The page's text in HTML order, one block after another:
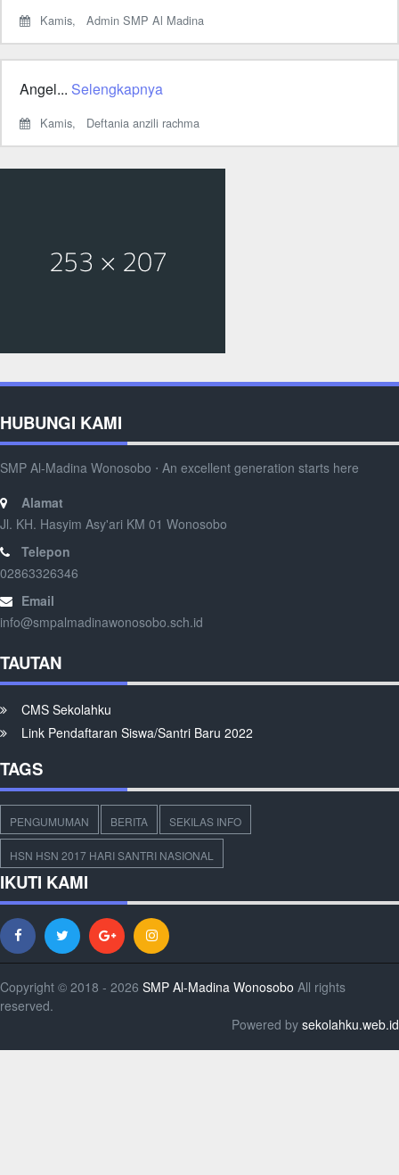
Kamis, Admin SMP Al Madina
Angel... Selengkapnya
Kamis, Deftania anzili rachma
HUBUNGI KAMI
SMP Al-Madina Wonosobo ⋅ An excellent generation starts here
Alamat
Jl. KH. Hasyim Asy'ari KM 01 Wonosobo
Telepon
02863326346
Email
info@smpalmadinawonosobo.sch.id
TAUTAN
CMS Sekolahku
Link Pendaftaran Siswa/Santri Baru 2022
TAGS
PENGUMUMAN BERITA SEKILAS INFO
HSN HSN 2017 HARI SANTRI NASIONAL
IKUTI KAMI
Copyright © 2018 - 2026 SMP Al-Madina Wonosobo All rights
reserved.
Powered by sekolahku.web.id